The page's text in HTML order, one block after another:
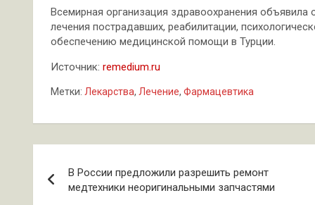
Всемирная организация здравоохранения
лечения пострадавших, реабилитации,
обеспечению медицинской помощи в Турции.
Источник: remedium.ru
Метки: Лекарства, Лечение, Фармацевтика
по
В России предложили разрешить ремонт
медтехники неоригинальными запчастями